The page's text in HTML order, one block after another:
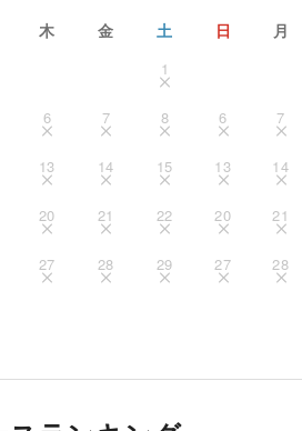
木 金 土
1
6 7 8
13 14 15
20 21 22
27 28 29
日 月
6 7
13 14
20 21
27 28